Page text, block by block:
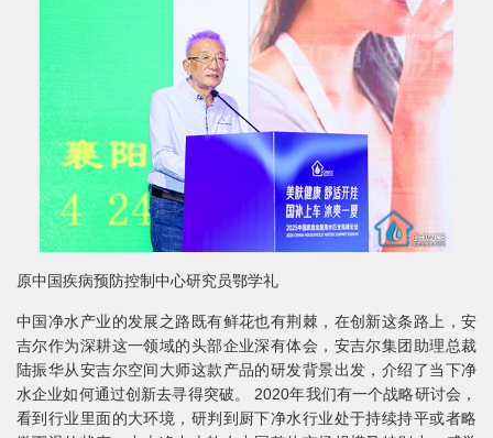
原中国疾病预防控制中心研究员鄂学礼
中国净水产业的发展之路既有鲜花也有荆棘，在创新这条路上，安
吉尔作为深耕这一领域的头部企业深有体会，安吉尔集团助理总裁
陆振华从安吉尔空间大师这款产品的研发背景出发，介绍了当下净
水企业如何通过创新去寻得突破。 2020年我们有一个战略研讨会，
看到行业里面的大环境，研判到厨下净水行业处于持续持平或者略